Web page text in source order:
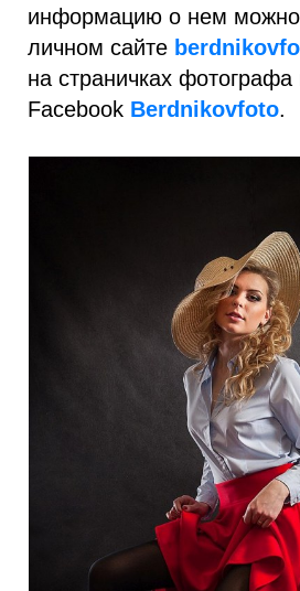
информацию о нем можно
личном сайте
на страничках фотографа
Facebook Berdnikovfoto.